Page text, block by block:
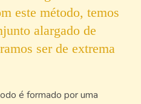
este método, temos
alargado de
ser de extrema
é formado por uma